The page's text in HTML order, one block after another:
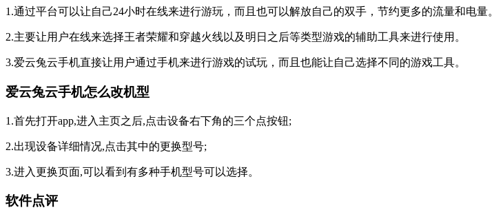
1.通过平台可以让自己24小时在线来进行游玩，而且也可以解放自己的双手，节约更多的流量和电量。
2.主要让用户在线来选择王者荣耀和穿越火线以及明日之后等类型游戏的辅助工具来进行使用。
3.爱云兔云手机直接让用户通过手机来进行游戏的试玩，而且也能让自己选择不同的游戏工具。
爱云兔云手机怎么改机型
1.首先打开app,进入主页之后,点击设备右下角的三个点按钮;
2.出现设备详细情况,点击其中的更换型号;
3.进入更换页面,可以看到有多种手机型号可以选择。
软件点评